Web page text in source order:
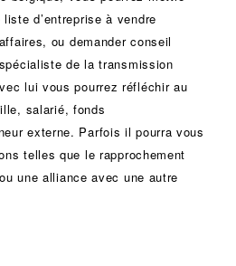
d’entreprise à vendre
, ou demander conseil
de latransmission
lui vous pourrez réfléchir au
, salarié, fonds
externe. Parfois il pourra vous
telles que le rapprochement
ou unealliance avec une autre